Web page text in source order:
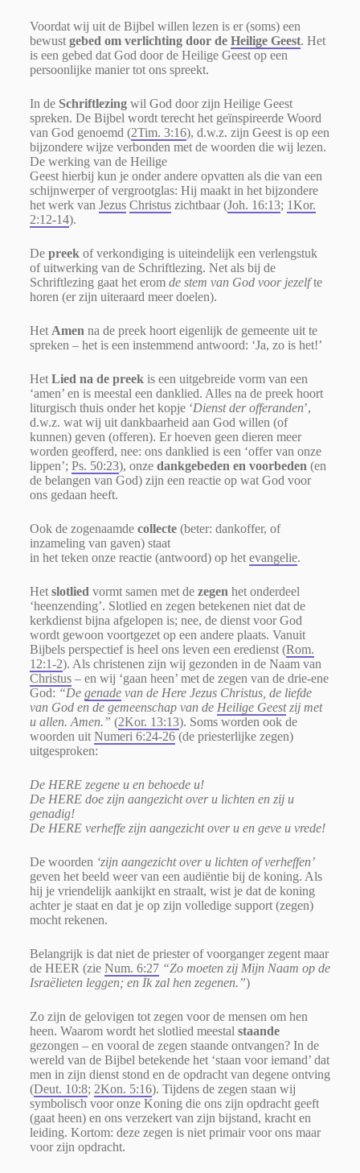
Voordat wij uit de Bijbel willen lezen is er (soms) een
bewust gebed om verlichting door de Heilige Geest. Het
is een gebed dat God door de Heilige Geest op een
persoonlijke manier tot ons spreekt.
In de Schriftlezing wil God door zijn Heilige Geest
spreken. De Bijbel wordt terecht het geïnspireerde Woord
van God genoemd (2Tim. 3:16), d.w.z. zijn Geest is op een
bijzondere wijze verbonden met de woorden die wij lezen.
De werking van de Heilige
Geest hierbij kun je onder andere opvatten als die van een
schijnwerper of vergrootglas: Hij maakt in het bijzondere
het werk van Jezus Christuszichtbaar (Joh. 16:13; 1Kor.
2:12-14).
De preek of verkondiging is uiteindelijk een verlengstuk
of uitwerking van de Schriftlezing. Net als bij de
Schriftlezing gaat het erom de stem van God voor jezelfte
horen (er zijn uiteraard meer doelen).
Het Amen na de preek hoort eigenlijk de gemeente uit te
spreken – het is een instemmend antwoord: ‘Ja, zo is het!’
Het Lied na de preek is een uitgebreide vorm van een
‘amen’ en is meestal een danklied. Alles na de preek hoort
liturgisch thuis onder het kopje ‘Dienst der offeranden’,
d.w.z. wat wij uit dankbaarheid aan God willen (of
kunnen) geven (offeren). Er hoeven geen dieren meer
worden geofferd, nee: ons danklied is een ‘offer van onze
lippen’; Ps. 50:23), onze dankgebeden en voorbeden (en
de belangen van God) zijn een reactie op wat God voor
ons gedaan heeft.
Ook de zogenaamde collecte(beter: dankoffer, of
inzameling van gaven) staat
in het teken onze reactie (antwoord) op het evangelie.
Het slotlied vormt samen met de zegen het onderdeel
‘heenzending’. Slotlied en zegen betekenen niet dat de
kerkdienst bijna afgelopen is; nee, de dienst voor God
wordt gewoon voortgezet op een andere plaats. Vanuit
Bijbels perspectief is heel ons leven een eredienst (Rom.
12:1-2). Als christenen zijn wij gezonden in de Naam van
Christus– en wij ‘gaan heen’ met de zegen van de drie-ene
God: “De genadevan de Here Jezus Christus, de liefde
van God en de gemeenschap van de Heilige Geestzij met
u allen. Amen.” (2Kor. 13:13). Soms worden ook de
woorden uit Numeri 6:24-26(de priesterlijke zegen)
uitgesproken:
De HERE zegene u en behoede u!
De HERE doe zijn aangezicht over u lichten en zij u
genadig!
De HERE verheffe zijn aangezicht over u en geve u vrede!
De woorden ‘zijn aangezicht over u lichten of verheffen’
geven het beeld weer van een audiëntie bij de koning. Als
hij je vriendelijk aankijkt en straalt, wist je dat de koning
achter je staat en dat je op zijn volledige support (zegen)
mocht rekenen.
Belangrijk is dat niet de priester of voorganger zegent maar
de HEER (zie Num. 6:27 “Zo moeten zij Mijn Naam op de
Israëlieten leggen; en Ík zal hen zegenen.”)
Zo zijn de gelovigen tot zegen voor de mensen om hen
heen. Waarom wordt het slotlied meestal staande
gezongen – en vooral de zegen staande ontvangen? In de
wereld van de Bijbel betekende het ‘staan voor iemand’ dat
men in zijn dienst stond en de opdracht van degene ontving
(Deut. 10:8; 2Kon. 5:16). Tijdens de zegen staan wij
symbolisch voor onze Koning die ons zijn opdracht geeft
(gaat heen) en ons verzekert van zijn bijstand, kracht en
leiding. Kortom: deze zegen is niet primair voor ons maar
voor zijn opdracht.